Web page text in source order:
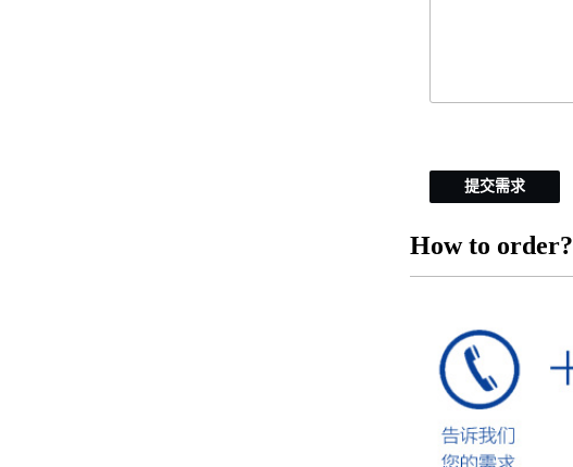
提交需求
How to order?